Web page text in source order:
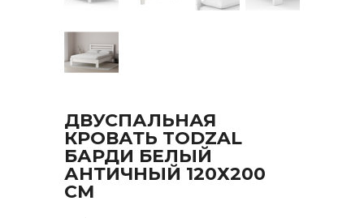
ДВУСПАЛЬНАЯ
КРОВАТЬ TODZAL
БАРДИ БЕЛЫЙ
АНТИЧНЫЙ 120Х200
СМ